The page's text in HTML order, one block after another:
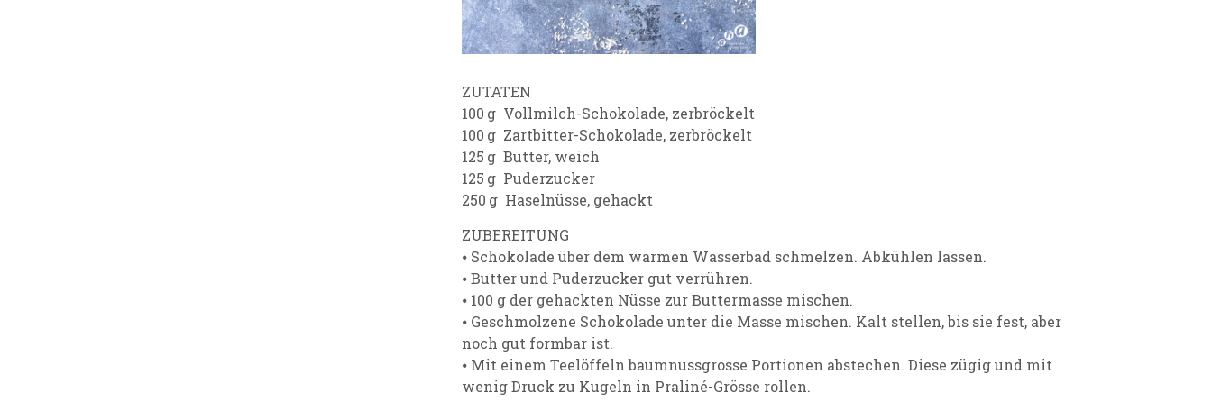
ZUTATEN
100 g Vollmilch-Schokolade, zerbröckelt
100 g Zartbitter-Schokolade, zerbröckelt
125 g Butter, weich
125 g Puderzucker
250 g Haselnüsse, gehackt
ZUBEREITUNG
⦁ Schokolade über dem warmen Wasserbad schmelzen. Abkühlen lassen.
⦁ Butter und Puderzucker gut verrühren.
⦁ 100 g der gehackten Nüsse zur Buttermasse mischen.
⦁ Geschmolzene Schokolade unter die Masse mischen. Kalt stellen, bis sie fest, aber
noch gut formbar ist.
⦁ Mit einem Teelöffeln baumnussgrosse Portionen abstechen. Diese zügig und mit
wenig Druck zu Kugeln in Praliné-Grösse rollen.